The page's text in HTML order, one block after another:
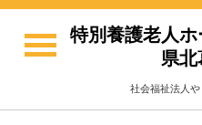
特別養護老人
県北
社会福祉法人や